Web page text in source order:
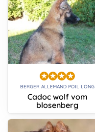
BERGER ALLEMAND POIL LONG
Cadoc wolf vom
blosenberg